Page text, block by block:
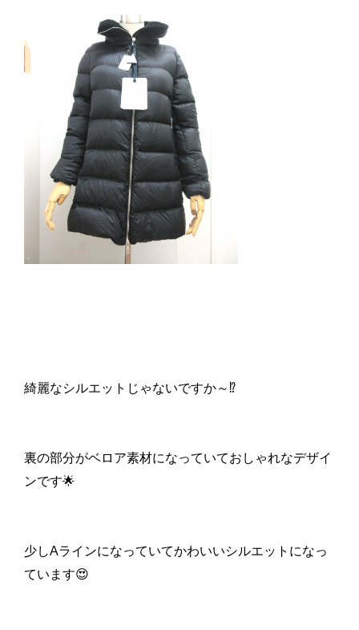
綺麗なシルエットじゃないですか～⁉​
裏の部分がベロア素材になっていておしゃれなデザイ
ンです🌟
少しAラインになっていて​かわいいシルエットになっ
ています😍